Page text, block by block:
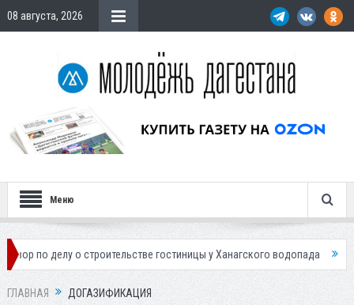
08 августа, 2026
Меню
строительстве гостиницы у Ханагского водопада Власти
ГЛАВНАЯ ДОГАЗИФИКАЦИЯ